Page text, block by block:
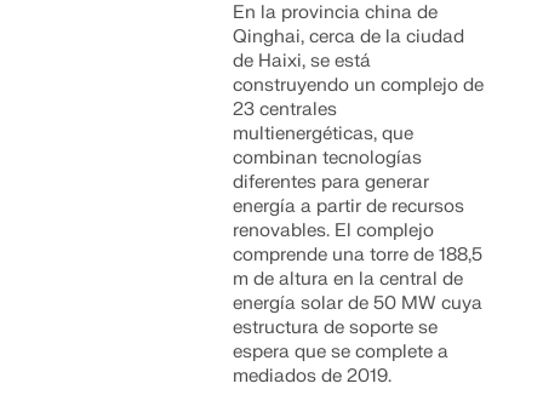
En la provincia china de
Qinghai, cerca de la ciudad
de Haixi, se está
construyendo un complejo de
23 centrales
multienergéticas, que
combinan tecnologías
diferentes para generar
energía a partir de recursos
renovables. El complejo
comprende una torre de 188,5
m de altura en la central de
energía solar de 50 MW cuya
estructura de soporte se
espera que se complete a
mediados de 2019.